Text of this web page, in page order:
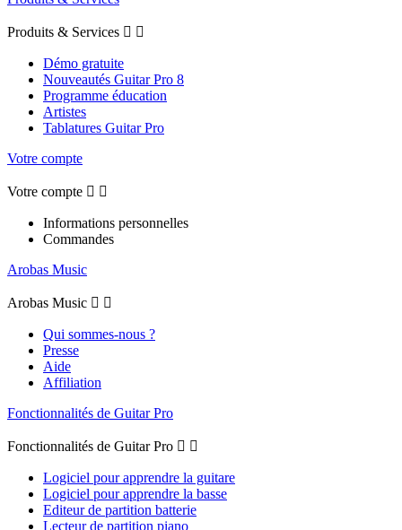
Produits & Services  
Démo gratuite
Nouveautés Guitar Pro 8
Programme éducation
Artistes
Tablatures Guitar Pro
Votre compte
Votre compte  
Informations personnelles
Commandes
Arobas Music
Arobas Music  
Qui sommes-nous ?
Presse
Aide
Affiliation
Fonctionnalités de Guitar Pro
Fonctionnalités de Guitar Pro  
Logiciel pour apprendre la guitare
Logiciel pour apprendre la basse
Editeur de partition batterie
Lecteur de partition piano